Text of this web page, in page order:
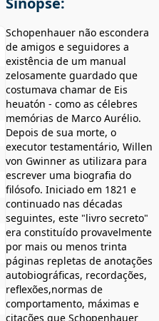
Schopenhauer não escondera
de amigos e seguidores a
existência de um manual
zelosamente guardado que
costumava chamar de Eis
heuatón - como as célebres
memórias de Marco Aurélio.
Depois de sua morte, o
executor testamentário, Willen
von Gwinner as utilizara para
escrever uma biografia do
filósofo. Iniciado em 1821 e
continuado nas décadas
seguintes, este "livro secreto"
era constituído provavelmente
por mais ou menos trinta
páginas repletas de anotações
autobiográficas, recordações,
reflexões,normas de
comportamento, máximas e
citações que Schopenhauer